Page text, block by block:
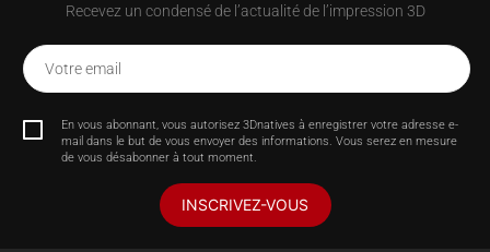
Recevez un condensé de l’actualité de l’impression 3D
Votre email
En vous abonnant, vous autorisez 3Dnatives à enregistrer votre adresse e-
mail dans le but de vous envoyer des informations. Vous serez en mesure
de vous désabonner à tout moment.
INSCRIVEZ-VOUS